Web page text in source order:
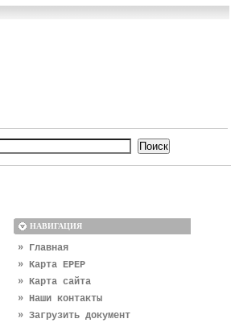
НАВИГАЦИЯ
» Главная
» Карта EPEP
» Карта сайта
» Наши контакты
» Загрузить документ